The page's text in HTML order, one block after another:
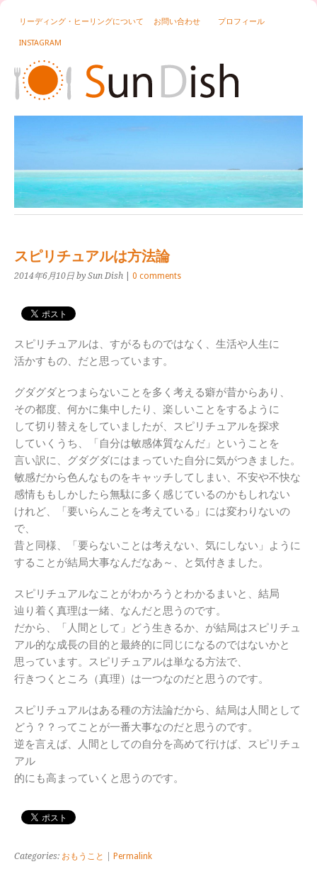
リーディング・ヒーリングについて お問い合わせ プロフィール
INSTAGRAM
スピリチュアルは方法論
2014年6月10日 by Sun Dish 0 comments
スピリチュアルは、すがるものではなく、生活や人生に
活かすもの、だと思っています。
グダグダとつまらないことを多く考える癖が昔からあり、
その都度、何かに集中したり、楽しいことをするように
して切り替えをしていましたが、スピリチュアルを探求
していくうち、「自分は敏感体質なんだ」ということを
言い訳に、グダグダにはまっていた自分に気がつきました。
敏感だから色んなものをキャッチしてしまい、不安や不快な
感情ももしかしたら無駄に多く感じているのかもしれない
けれど、「要いらんことを考えている」には変わりないの
で、
昔と同様、「要らないことは考えない、気にしない」ように
することが結局大事なんだなあ～、と気付きました。
スピリチュアルなことがわかろうとわかるまいと、結局
辿り着く真理は一緒、なんだと思うのです。
だから、「人間として」どう生きるか、が結局はスピリチュ
アル的な成長の目的と最終的に同じになるのではないかと
思っています。スピリチュアルは単なる方法で、
行きつくところ（真理）は一つなのだと思うのです。
スピリチュアルはある種の方法論だから、結局は人間として
どう？？ってことが一番大事なのだと思うのです。
逆を言えば、人間としての自分を高めて行けば、スピリチュ
アル
的にも高まっていくと思うのです。
Categories: おもうこと Permalink